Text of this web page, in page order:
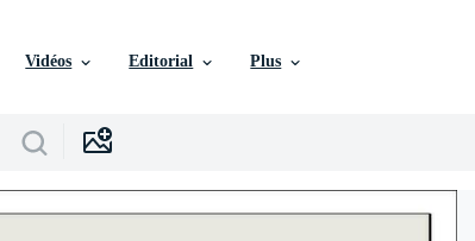
Vidéos Editorial Plus